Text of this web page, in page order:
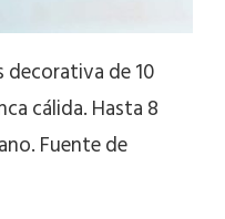
decorativa de 10
cálida. Hasta 8
Fuente de